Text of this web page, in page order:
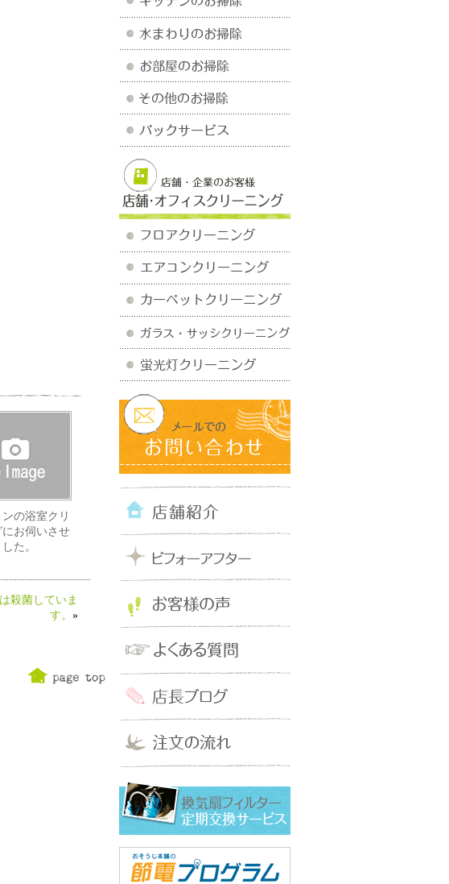
の浴室クリ
にお伺いさせ
た。
殺菌していま
す。 »